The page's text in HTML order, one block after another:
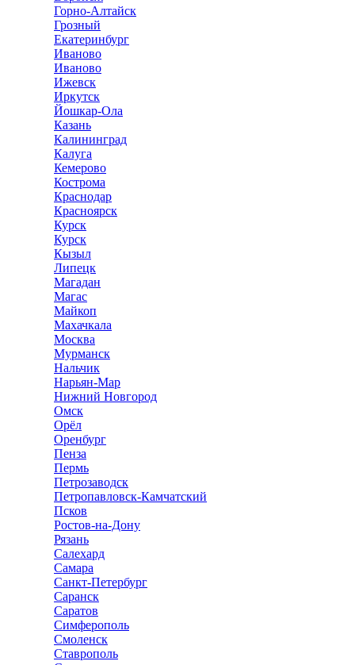
Горно-Алтайск
Грозный
Екатеринбург
Иваново
Иваново
Ижевск
Иркутск
Йошкар-Ола
Казань
Калининград
Калуга
Кемерово
Кострома
Краснодар
Красноярск
Курск
Курск
Кызыл
Липецк
Магадан
Магас
Майкоп
Махачкала
Москва
Мурманск
Нальчик
Нарьян-Мар
Нижний Новгород
Омск
Орёл
Оренбург
Пенза
Пермь
Петрозаводск
Петропавловск-Камчатский
Псков
Ростов-на-Дону
Рязань
Салехард
Самара
Санкт-Петербург
Саранск
Саратов
Симферополь
Смоленск
Ставрополь